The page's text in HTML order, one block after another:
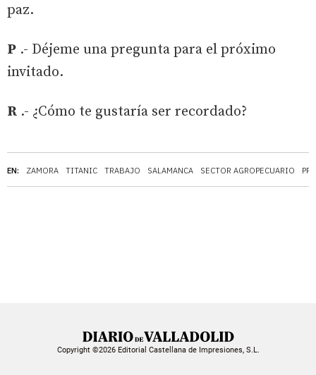
EN: ZAMORA TITANIC TRABAJO SALAMANCA SECTOR AGROPECUARIO
paz.
P .- Déjeme una pregunta para el próximo
invitado.
R .- ¿Cómo te gustaría ser recordado?
Copyright ©2026 Editorial Castellana de Impresiones, S.L.